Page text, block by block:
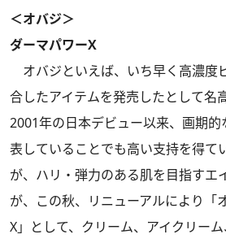
＜オバジ＞
ダーマパワーX
オバジといえば、いち早く高濃度
合したアイテムを発売したとして名
2001年の日本デビュー以来、画期
表していることでも高い支持を得て
が、ハリ・弾力のある肌を目指すエ
が、この秋、リニューアルにより「
X」として、クリーム、アイクリー